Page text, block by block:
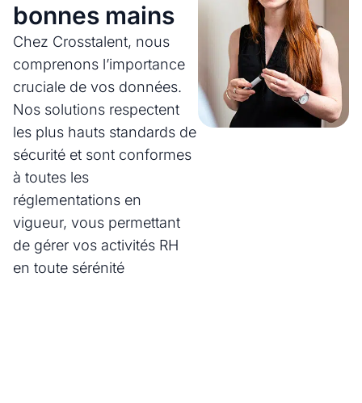
bonnes mains
Chez Crosstalent, nous
comprenons l’importance
cruciale de vos données.
Nos solutions respectent
les plus hauts standards de
sécurité et sont conformes
à toutes les
réglementations en
vigueur, vous permettant
de gérer vos activités RH
en toute sérénité